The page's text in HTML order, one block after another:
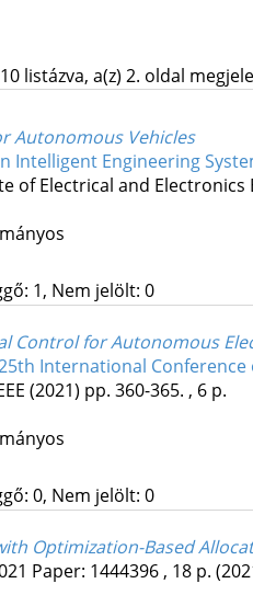
listázva, a(z) 2. oldal
Autonomous Vehicles
Intelligent Engineering
of Electrical and Electronics
1, Nem jelölt: 0
Control for Autonomous
International
(2021) pp. 360-365. , 6 p.
0, Nem jelölt: 0
Optimization-Based
Paper: 1444396 , 18 p.